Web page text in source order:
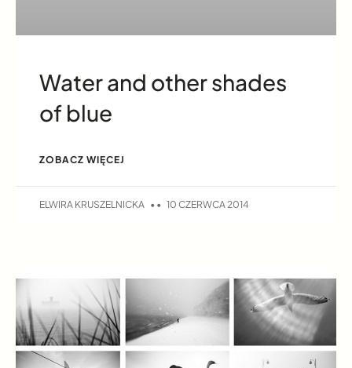
Water and other shades
of blue
ZOBACZ WIĘCEJ
ELWIRA KRUSZELNICKA 10 CZERWCA 2014